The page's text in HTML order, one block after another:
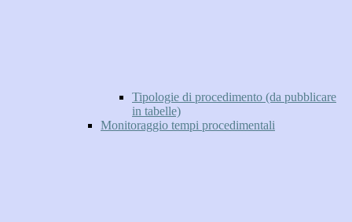
Tipologie di procedimento (da pubblicare
in tabelle)
Monitoraggio tempi procedimentali